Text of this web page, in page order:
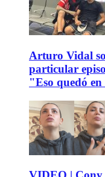
Arturo Vidal
particular
"Eso quedó